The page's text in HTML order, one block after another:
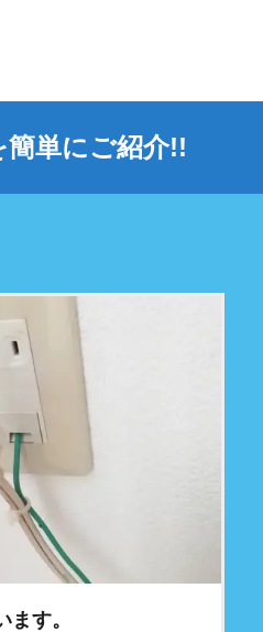
単にご紹介!!
す。